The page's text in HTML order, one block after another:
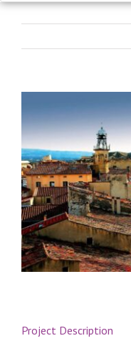
Larger
Image
Project Description